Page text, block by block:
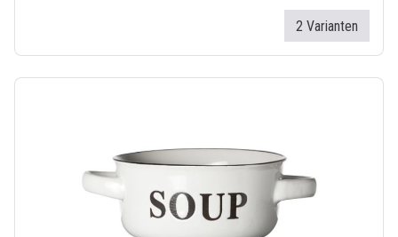
2 Varianten